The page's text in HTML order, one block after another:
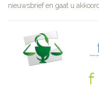
nieuwsbrief en gaat u